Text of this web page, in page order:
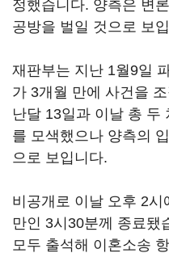
정했습니다. 양측은 변
공방을 벌일 것으로 보
재판부는 지난 1월9일
가 3개월 만에 사건을
난달 13일과 이날 총 두
를 모색했으나 양측의
으로 보입니다.
비공개로 이날 오후 2
만인 3시30분께 종료됐
모두 출석해 이혼소송